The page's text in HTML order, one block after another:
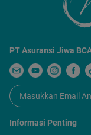
PT Asuransi Jiwa
Informasi Penting